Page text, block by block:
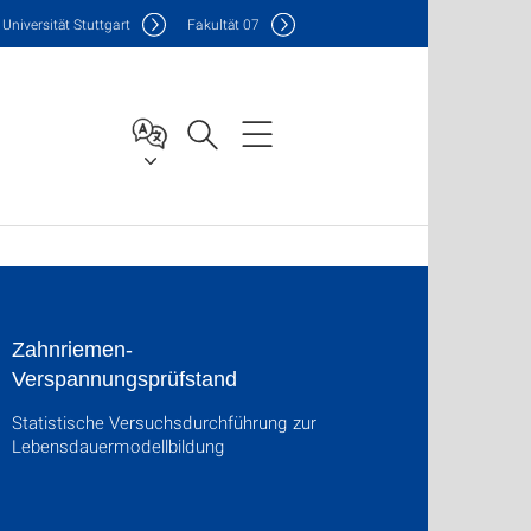
Universität Stuttgart Fakultät07
Zahnriemen-
Verspannungsprüfstand
Statistische Versuchsdurchführung zur
Lebensdauermodellbildung